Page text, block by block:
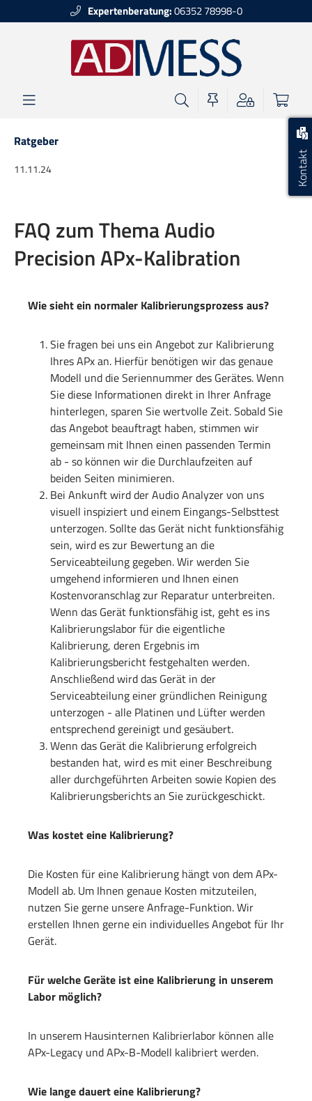
Kontakt
Expertenberatung:06352 78998-0
Ratgeber
11.11.24
FAQ zum Thema Audio
Precision APx-Kalibration
Wie sieht ein normaler Kalibrierungsprozess aus?
Sie fragen bei uns ein Angebot zur Kalibrierung
Ihres APx an. Hierfür benötigen wir das genaue
Modell und die Seriennummer des Gerätes. Wenn
Sie diese Informationen direkt in Ihrer Anfrage
hinterlegen, sparen Sie wertvolle Zeit. Sobald Sie
das Angebot beauftragt haben, stimmen wir
gemeinsam mit Ihnen einen passenden Termin
ab - so können wir die Durchlaufzeiten auf
beiden Seiten minimieren.
Bei Ankunft wird der Audio Analyzer von uns
visuell inspiziert und einem Eingangs-Selbsttest
unterzogen. Sollte das Gerät nicht funktionsfähig
sein, wird es zur Bewertung an die
Serviceabteilung gegeben. Wir werden Sie
umgehend informieren und Ihnen einen
Kostenvoranschlag zur Reparatur unterbreiten.
Wenn das Gerät funktionsfähig ist, geht es ins
Kalibrierungslabor für die eigentliche
Kalibrierung, deren Ergebnis im
Kalibrierungsbericht festgehalten werden.
Anschließend wird das Gerät in der
Serviceabteilung einer gründlichen Reinigung
unterzogen - alle Platinen und Lüfter werden
entsprechend gereinigt und gesäubert.
Wenn das Gerät die Kalibrierung erfolgreich
bestanden hat, wird es mit einer Beschreibung
aller durchgeführten Arbeiten sowie Kopien des
Kalibrierungsberichts an Sie zurückgeschickt.
Was kostet eine Kalibrierung?
Die Kosten für eine Kalibrierung hängt von dem APx-
Modell ab. Um Ihnen genaue Kosten mitzuteilen,
nutzen Sie gerne unsere Anfrage-Funktion. Wir
erstellen Ihnen gerne ein individuelles Angebot für Ihr
Gerät.
Für welche Geräte ist eine Kalibrierung in unserem
Labor möglich?
In unserem Hausinternen Kalibrierlabor können alle
APx-Legacy und APx-B-Modell kalibriert werden.
Wie lange dauert eine Kalibrierung?